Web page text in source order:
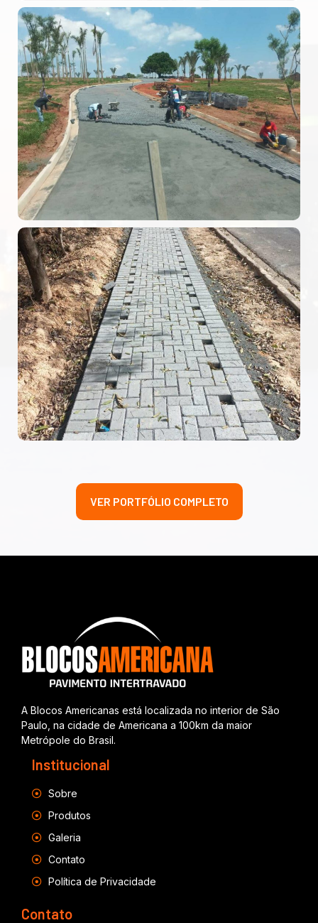
VER PORTFÓLIO COMPLETO
A Blocos Americanas está localizada no interior de São
Paulo, na cidade de Americana a 100km da maior
Metrópole do Brasil.
Institucional
Sobre
Produtos
Galeria
Contato
Política de Privacidade
Contato